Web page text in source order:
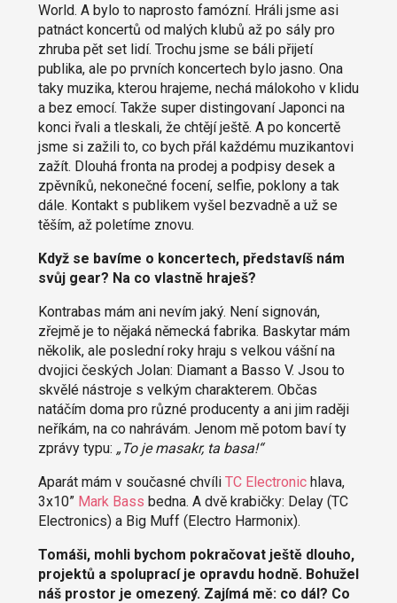
World. A bylo to naprosto famózní. Hráli jsme asi
patnáct koncertů od malých klubů až po sály pro
zhruba pět set lidí. Trochu jsme se báli přijetí
publika, ale po prvních koncertech bylo jasno. Ona
taky muzika, kterou hrajeme, nechá málokoho v klidu
a bez emocí. Takže super distingovaní Japonci na
konci řvali a tleskali, že chtějí ještě. A po koncertě
jsme si zažili to, co bych přál každému muzikantovi
zažít. Dlouhá fronta na prodej a podpisy desek a
zpěvníků, nekonečné focení, selfie, poklony a tak
dále. Kontakt s publikem vyšel bezvadně a už se
těším, až poletíme znovu.
Když se bavíme o koncertech, představíš nám
svůj gear? Na co vlastně hraješ?
Kontrabas mám ani nevím jaký. Není signován,
zřejmě je to nějaká německá fabrika. Baskytar mám
několik, ale poslední roky hraju s velkou vášní na
dvojici českých Jolan: Diamant a Basso V. Jsou to
skvělé nástroje s velkým charakterem. Občas
natáčím doma pro různé producenty a ani jim raději
neříkám, na co nahrávám. Jenom mě potom baví ty
zprávy typu: „To je masakr, ta basa!“
Aparát mám v současné chvíli TC Electronichlava,
3x10” Mark Bass bedna. A dvě krabičky: Delay (TC
Electronics) a Big Muff (Electro Harmonix).
Tomáši, mohli bychom pokračovat ještě dlouho,
projektů a spoluprací je opravdu hodně. Bohužel
náš prostor je omezený. Zajímá mě: co dál? Co